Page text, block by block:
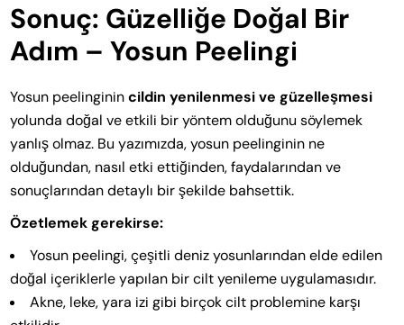
Sonuç: Güzelliğe Doğal Bir
Adım – Yosun Peelingi
Yosun peelinginincildin yenilenmesi ve güzelleşmesi
yolunda doğal ve etkili bir yöntem olduğunu söylemek
yanlış olmaz. Bu yazımızda, yosun peelinginin ne
olduğundan, nasıl etki ettiğinden, faydalarından ve
sonuçlarından detaylı bir şekilde bahsettik.
Özetlemek gerekirse:
Yosun peelingi, çeşitli deniz yosunlarından elde edilen
doğal içeriklerle yapılan bir cilt yenileme uygulamasıdır.
Akne, leke, yara izi gibi birçok cilt problemine karşı